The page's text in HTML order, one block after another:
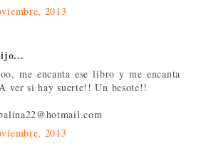
2013
me encanta ese libro y me encanta
ver si hay suerte!! Un besote!!
2013